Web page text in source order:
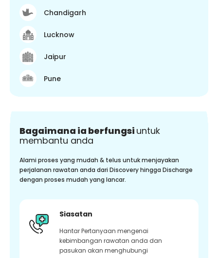
Chandigarh
Lucknow
Jaipur
Pune
Bagaimana ia berfungsi untuk
membantu anda
Alami proses yang mudah & telus untuk menjayakan
perjalanan rawatan anda dari Discovery hingga Discharge
dengan proses mudah yang lancar.
Siasatan
Hantar Pertanyaan mengenai
kebimbangan rawatan anda dan
pasukan akan menghubungi